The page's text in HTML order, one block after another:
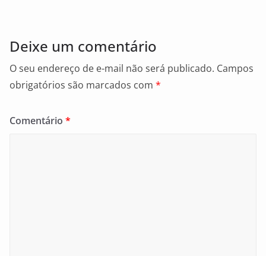
Deixe um comentário
O seu endereço de e-mail não será publicado. Campos
obrigatórios são marcados com *
Comentário *